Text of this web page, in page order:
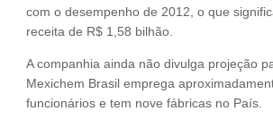
com o desempenho de 2012, o que
receita de R$ 1,58 bilhão.
A companhia ainda não divulga projeção
Mexichem Brasil emprega
funcionários e tem nove fábricas no País.